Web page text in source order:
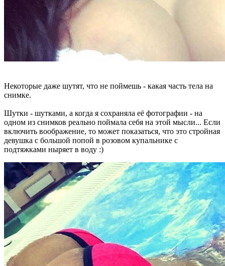
Некоторые даже шутят, что не поймешь - какая часть тела на
снимке.
Шутки - шутками, а когда я сохраняла её фотографии - на
одном из снимков реально поймала себя на этой мысли... Если
включить воображение, то может показаться, что это стройная
девушка с большой попой в розовом купальнике с
подтяжками ныряет в воду :)